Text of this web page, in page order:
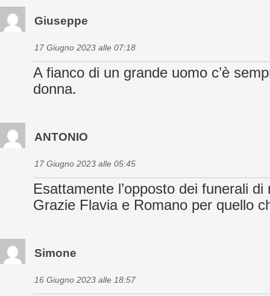
Giuseppe
17 Giugno 2023 alle 07:18
A fianco di un grande uomo c’è
donna.
ANTONIO
17 Giugno 2023 alle 05:45
Esattamente l’opposto dei funerali
Grazie Flavia e Romano per quello
Simone
16 Giugno 2023 alle 18:57